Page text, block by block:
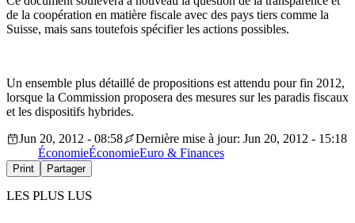
de la coopération en matière fiscale avec des pays tiers comme la
Suisse, mais sans toutefois spécifier les actions possibles.
Un ensemble plus détaillé de propositions est attendu pour fin 2012,
lorsque la Commission proposera des mesures sur les paradis fiscaux
et les dispositifs hybrides.
Jun 20, 2012 - 08:58
Dernière mise à jour: Jun 20, 2012 - 15:18
ÉconomieÉconomieEuro & Finances
Print Partager
LES PLUS LUS